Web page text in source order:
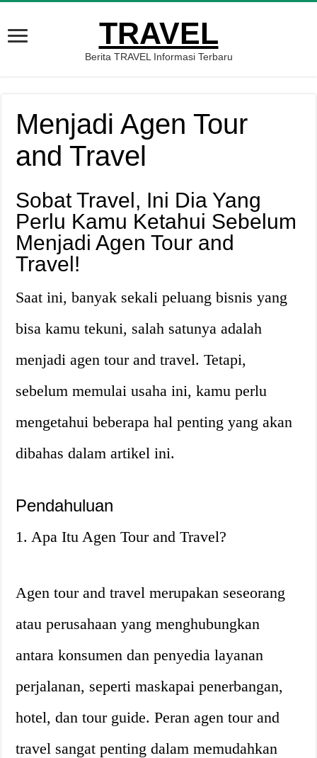
TRAVEL
Berita TRAVEL Informasi Terbaru
Menjadi Agen Tour
and Travel
Sobat Travel, Ini Dia Yang
Perlu Kamu Ketahui Sebelum
Menjadi Agen Tour and
Travel!
Saat ini, banyak sekali peluang bisnis yang
bisa kamu tekuni, salah satunya adalah
menjadi agen tour and travel. Tetapi,
sebelum memulai usaha ini, kamu perlu
mengetahui beberapa hal penting yang akan
dibahas dalam artikel ini.
Pendahuluan
1. Apa Itu Agen Tour and Travel?
Agen tour and travel merupakan seseorang
atau perusahaan yang menghubungkan
antara konsumen dan penyedia layanan
perjalanan, seperti maskapai penerbangan,
hotel, dan tour guide. Peran agen tour and
travel sangat penting dalam memudahkan